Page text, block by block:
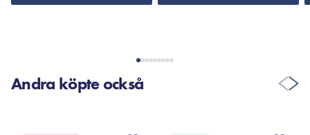
Andra köpte också